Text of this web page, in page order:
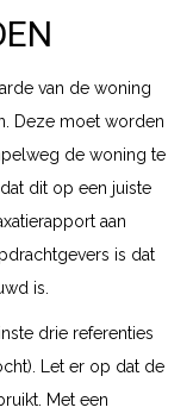
van de woning
Deze moet worden
de woning te
dit op een juiste
aan
is dat
is.
drie referenties
Let er op dat de
Met een